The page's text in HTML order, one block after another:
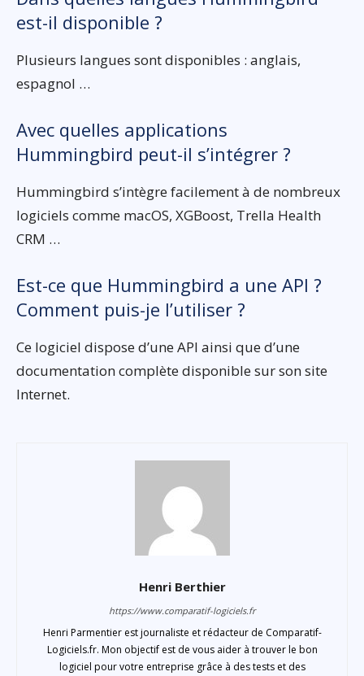
est-il disponible ?
Plusieurs langues sont disponibles : anglais,
espagnol …
Avec quelles applications
Hummingbird peut-il s’intégrer ?
Hummingbird s’intègre facilement à de nombreux
logiciels comme macOS, XGBoost, Trella Health
CRM …
Est-ce que Hummingbird a une API ?
Comment puis-je l’utiliser ?
Ce logiciel dispose d’une API ainsi que d’une
documentation complète disponible sur son site
Internet.
Henri Berthier
https://www.comparatif-logiciels.fr
Henri Parmentier est journaliste et rédacteur de Comparatif-
Logiciels.fr. Mon objectif est de vous aider à trouver le bon
logiciel pour votre entreprise grâce à des tests et des